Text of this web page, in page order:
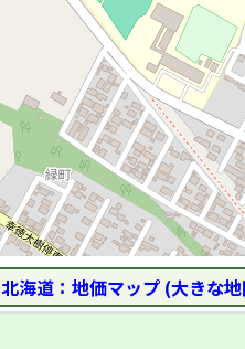
北海道：地価マップ (大きな